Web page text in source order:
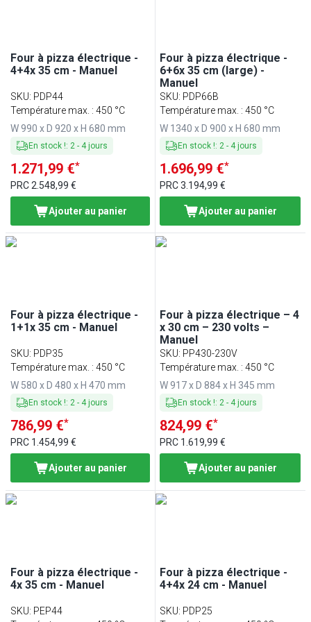
Four à pizza électrique -
4+4x 35 cm - Manuel
SKU: PDP44
Température max. : 450 °C
W 990 x D 920 x H 680 mm
En stock !: 2- 4 jours
1.271,99 €*
PRC2.548,99 €
Ajouter au panier
Four à pizza électrique -
6+6x 35 cm (large) -
Manuel
SKU: PDP66B
Température max. : 450 °C
W 1340 x D 900 x H 680 mm
En stock !: 2 - 4 jours
1.696,99 €*
PRC3.194,99 €
Ajouter au panier
Four à pizza électrique -
1+1x 35 cm - Manuel
SKU: PDP35
Température max. : 450 °C
W 580 x D 480 x H 470 mm
En stock !: 2- 4 jours
786,99 €*
PRC 1.454,99 €
Ajouter au panier
Four à pizza électrique – 4
x 30 cm – 230 volts –
Manuel
SKU: PP430-230V
Température max. : 450 °C
W 917 x D 884 x H 345 mm
En stock !: 2 - 4 jours
824,99 €*
PRC 1.619,99 €
Ajouter au panier
Four à pizza électrique -
4x 35 cm - Manuel
SKU: PEP44
Four à pizza électrique -
4+4x 24 cm - Manuel
SKU: PDP25